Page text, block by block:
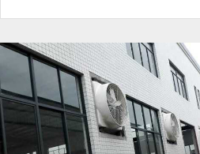
求，过于高温可能影响货物品质，过于潮湿更
可能引起货物变质造成损失。